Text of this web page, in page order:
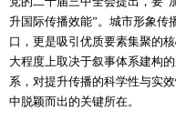
升国际传播效能”。城市形象传
口，更是吸引优质要素集聚的
大程度上取决于叙事体系建构
系，对提升传播的科学性与实
中脱颖而出的关键所在。